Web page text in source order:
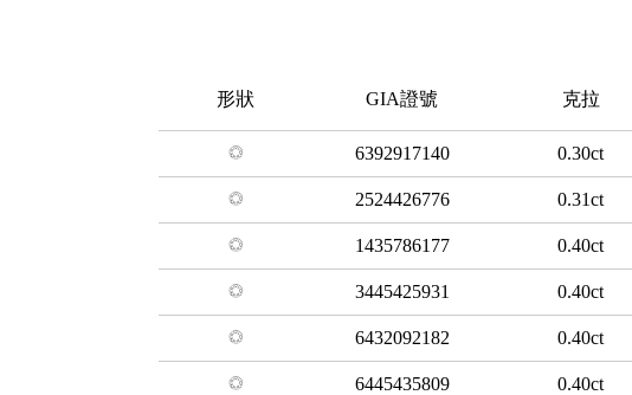
形狀 GIA證號 克拉
6392917140 0.30ct
2524426776 0.31ct
1435786177 0.40ct
3445425931 0.40ct
6432092182 0.40ct
6445435809 0.40ct